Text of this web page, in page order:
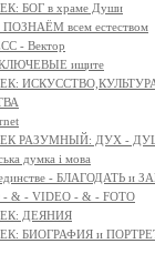
БОГ в храме Души
всем естеством
- Вектор
КЛЮЧЕВЫЕ ищите
РАЗУМНЫЙ: ДУХ -
думка і мова
- БЛАГОДАТЬ и
- & - VIDEO - & - FOTO
ДЕЯНИЯ
БИОГРАФИЯ и